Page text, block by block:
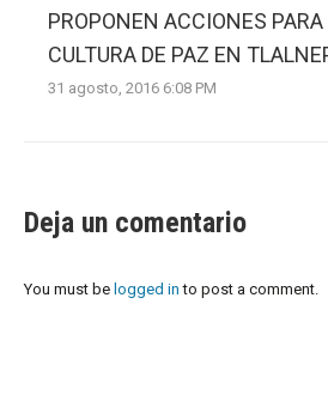
PROPONEN ACCIONES
CULTURA DE PAZ EN
31 agosto, 2016 6:08 PM
Deja un comentario
You must be logged in to post a comment.